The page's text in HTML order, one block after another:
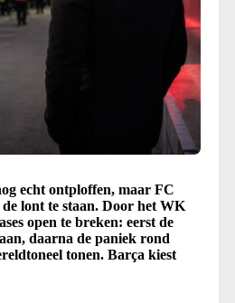
echt ontploffen, maar FC
lont te staan. Door het WK
open te breken: eerst de
daarna de paniek rond
tonen. Barça kiest